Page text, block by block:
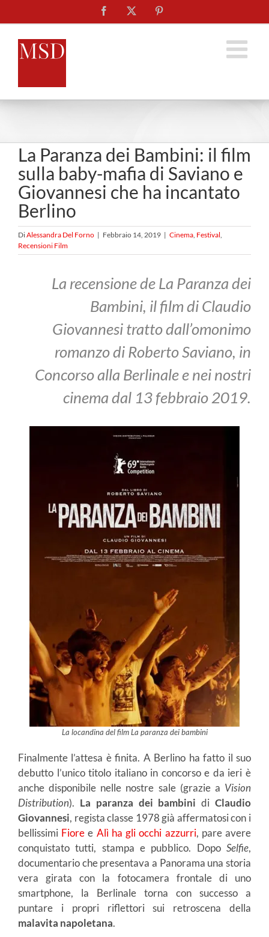
al
contenuto
Facebook
La Paranza dei Bambini: il film
sulla baby-mafia di Saviano e
Giovannesi che ha incantato
Berlino
DiAlessandra Del Forno | Febbraio 14, 2019 | Cinema, Festival,
Recensioni Film
La recensione de La Paranza dei
Bambini, il film di Claudio
Giovannesi tratto dall’omonimo
romanzo di Roberto Saviano, in
Concorso alla Berlinale e nei nostri
cinema dal 13 febbraio 2019.
La locandina del film La paranza dei bambini
Finalmente l’attesa è finita. A Berlino ha fatto il suo
debutto l’unico titolo italiano in concorso e da ieri è
anche disponibile nelle nostre sale (grazie a Vision
Distribution). La paranza dei bambini diClaudio
Giovannesi, regista classe 1978 già affermatosi con i
bellissimi Fiore e Alì ha gli occhi azzurri, pare avere
conquistato tutti, stampa e pubblico. Dopo Selfie,
documentario che presentava a Panorama una storia
vera girata con la fotocamera frontale di uno
smartphone, la Berlinale torna con successo a
puntare i propri riflettori sui retroscena della
malavita napoletana.